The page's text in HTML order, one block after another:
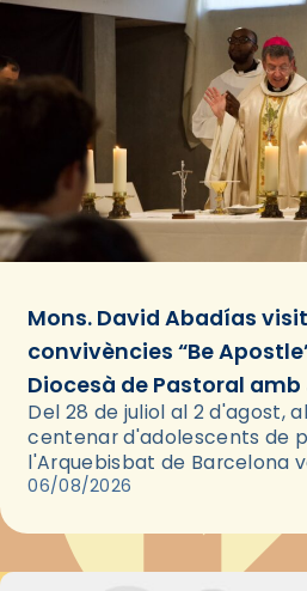
Mons. David Abadías
convivències “Be
Diocesà de Pastoral amb
Del 28 de juliol al 2 d'agost,
centenar d'adolescents de
l'Arquebisbat de Barcelona
les convivències Be Apostle,
06/08/2026